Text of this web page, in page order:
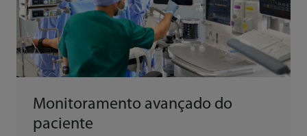
Monitoramento avançado do
paciente